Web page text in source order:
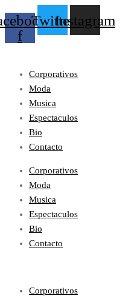
f
TwitterInstagram
Corporativos
Moda
Musica
Espectaculos
Bio
Contacto
Corporativos
Moda
Musica
Espectaculos
Bio
Contacto
Corporativos